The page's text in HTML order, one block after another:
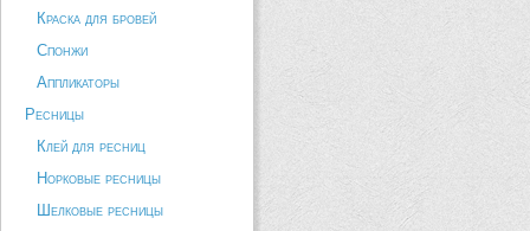
Краска для бровей
Спонжи
Аппликаторы
Ресницы
Клей для ресниц
Норковые ресницы
Шелковые ресницы